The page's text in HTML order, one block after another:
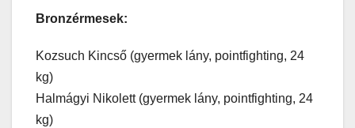
Bronzérmesek:
Kozsuch Kincső (gyermek lány, pointfighting, 24
kg)
Halmágyi Nikolett (gyermek lány, pointfighting, 24
kg)